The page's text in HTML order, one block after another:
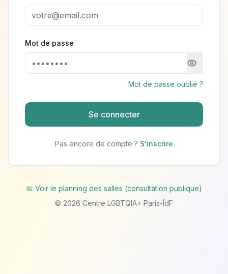
Mot de passe
Mot de passe oublié ?
Se connecter
Pas encore de compte ? S'inscrire
📅 Voir le planning des salles (consultation publique)
© 2026 Centre LGBTQIA+ Paris-ÎdF